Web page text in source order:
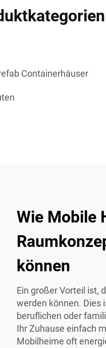
Containerhäuser
Wie Mobile
können
Ein großer Vorteil ist,
werden können. Dies
beruflichen oder
Ihr Zuhause einfach
Mobilheime oft